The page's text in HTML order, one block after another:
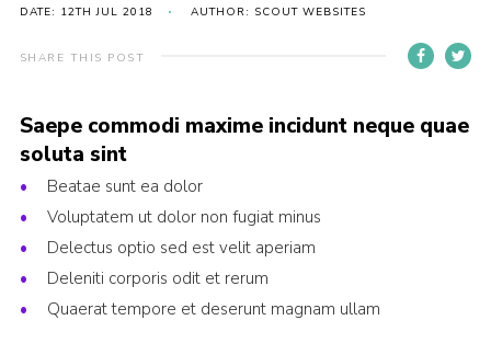
Gallery
Contact
Book Now
Cookies
DATE: 12TH JUL 2018 AUTHOR: SCOUT WEBSITES
SHARE THIS POST
Saepe commodi maxime incidunt neque quae
soluta sint
Beatae sunt ea dolor
Voluptatem ut dolor non fugiat minus
Delectus optio sed est velit aperiam
Deleniti corporis odit et rerum
Quaerat tempore et deserunt magnam ullam